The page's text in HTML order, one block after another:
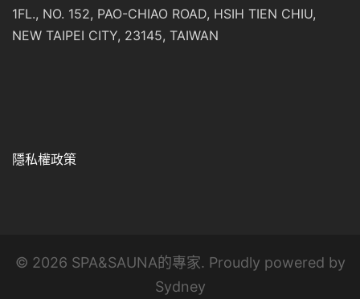
1FL., NO. 152, PAO-CHIAO ROAD, HSIH TIEN CHIU,
NEW TAIPEI CITY, 23145, TAIWAN
隱私權政策
© 2026 SPA&SAUNA的專家. Proudly powered by
Sydney